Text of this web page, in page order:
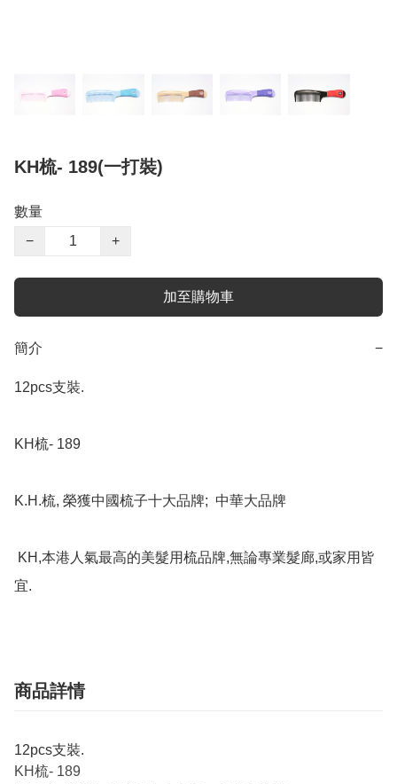
KH梳- 189(一打裝)
數量
−
+
加至購物車
簡介 −
12pcs支裝.
KH梳- 189
K.H.梳, 榮獲中國梳子十大品牌;  中華大品牌
宜.
商品詳情
12pcs支裝.
KH梳- 189